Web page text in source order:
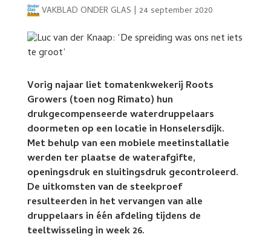
VAKBLAD ONDER GLAS | 24 september 2020
Vorig najaar liet tomatenkwekerij Roots
Growers (toen nog Rimato) hun
drukgecompenseerde waterdruppelaars
doormeten op een locatie in Honselersdijk.
Met behulp van een mobiele meetinstallatie
werden ter plaatse de waterafgifte,
openingsdruk en sluitingsdruk gecontroleerd.
De uitkomsten van de steekproef
resulteerden in het vervangen van alle
druppelaars in één afdeling tijdens de
teeltwisseling in week 26.